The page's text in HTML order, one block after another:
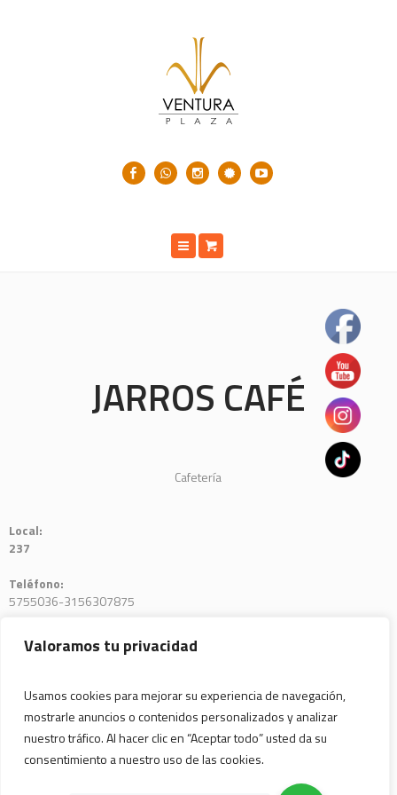
Valoramos tu privacidad
Usamos cookies para mejorar su experiencia de navegación,
mostrarle anuncios o contenidos personalizados y analizar
nuestro tráfico. Al hacer clic en “Aceptar todo” usted da su
consentimiento a nuestro uso de las cookies.
JARROS CAFÉ
Cafetería
Local:
237
Teléfono:
5755036-3156307875
E-mail:
cafejarros@gmail.com